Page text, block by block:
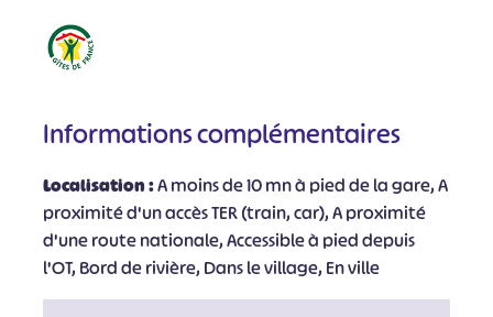
Informations complémentaires
Localisation :A moins de 10 mn à pied de la gare, A
proximité d'un accès TER (train, car), A proximité
d'une route nationale, Accessible à pied depuis
l'OT, Bord de rivière, Dans le village, En ville